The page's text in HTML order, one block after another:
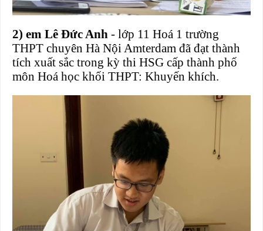
2) em Lê Đức Anh - lớp 11 Hoá 1 trường
THPT chuyên Hà Nội Amterdam đã đạt thành
tích xuất sắc trong kỳ thi HSG cấp thành phố
môn Hoá học khối THPT: Khuyến khích.